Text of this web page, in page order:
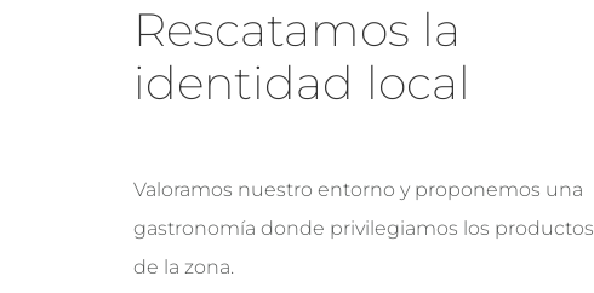
Rescatamos la
identidad local
Valoramos nuestro entorno y proponemos una
gastronomía donde privilegiamos los productos
de la zona.